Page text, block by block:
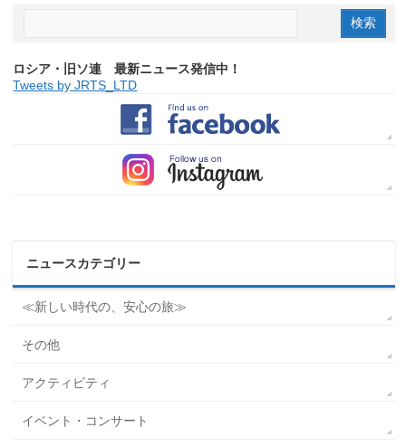
ロシア・旧ソ連 最新ニュース発信中！
Tweets by JRTS_LTD
ニュースカテゴリー
≪新しい時代の、安心の旅≫
その他
アクティビティ
イベント・コンサート